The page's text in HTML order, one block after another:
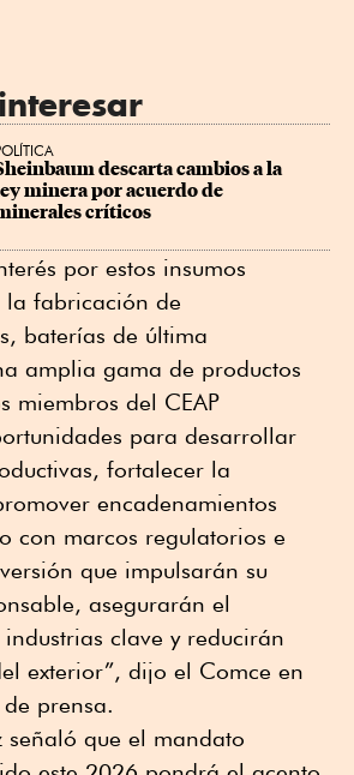
descarta cambios a la
minera por acuerdo de
críticos
por estos insumos
la fabricación de
baterías de última
amplia gama de productos
miembros del CEAP
para desarrollar
fortalecer la
encadenamientos
con marcos regulatorios e
que impulsarán su
asegurarán el
clave y reducirán
exterior”, dijo el Comce en
prensa.
señaló que el mandato